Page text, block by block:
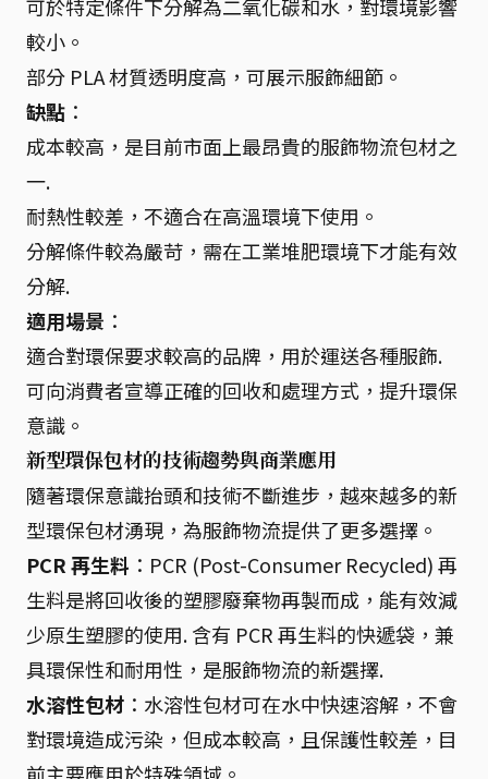
可於特定條件下分解為二氧化碳和水，對環境影響
較小。
部分 PLA 材質透明度高，可展示服飾細節。
缺點 ：
成本較高，是目前市面上最昂貴的服飾物流包材之
一.
耐熱性較差，不適合在高溫環境下使用。
分解條件較為嚴苛，需在工業堆肥環境下才能有效
分解.
適用場景 ：
適合對環保要求較高的品牌，用於運送各種服飾.
可向消費者宣導正確的回收和處理方式，提升環保
意識。
新型環保包材的技術趨勢與商業應用
隨著環保意識抬頭和技術不斷進步，越來越多的新
型環保包材湧現，為服飾物流提供了更多選擇。
PCR 再生料 ：PCR (Post-Consumer Recycled) 再
生料是將回收後的塑膠廢棄物再製而成，能有效減
少原生塑膠的使用. 含有 PCR 再生料的快遞袋，兼
具環保性和耐用性，是服飾物流的新選擇.
水溶性包材 ：水溶性包材可在水中快速溶解，不會
對環境造成污染，但成本較高，且保護性較差，目